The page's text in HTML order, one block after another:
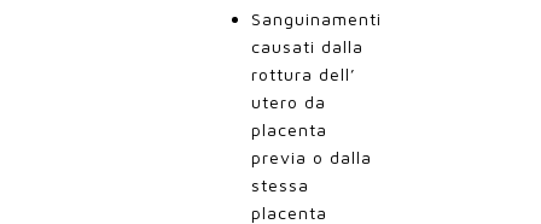
Sanguinamenti
causati dalla
rottura dell’
utero da
placenta
previa o dalla
stessa
placenta